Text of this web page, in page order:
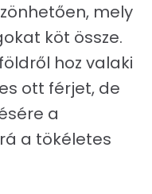
mely
köt össze.
hoz valaki
ott férjet, de
a
a tökéletes